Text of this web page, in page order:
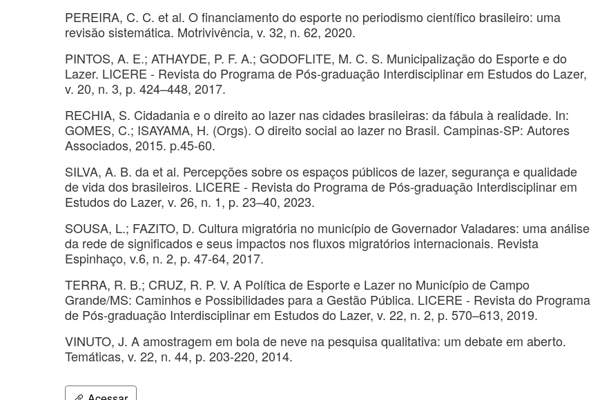
PEREIRA, C. C. et al. O financiamento do esporte no periodismo científico brasileiro: uma
revisão sistemática. Motrivivência, v. 32, n. 62, 2020.
PINTOS, A. E.; ATHAYDE, P. F. A.; GODOFLITE, M. C. S. Municipalização do Esporte e do
Lazer. LICERE - Revista do Programa de Pós-graduação Interdisciplinar em Estudos do Lazer,
v. 20, n. 3, p. 424–448, 2017.
RECHIA, S. Cidadania e o direito ao lazer nas cidades brasileiras: da fábula à realidade. In:
GOMES, C.; ISAYAMA, H. (Orgs). O direito social ao lazer no Brasil. Campinas-SP: Autores
Associados, 2015. p.45-60.
SILVA, A. B. da et al. Percepções sobre os espaços públicos de lazer, segurança e qualidade
de vida dos brasileiros. LICERE - Revista do Programa de Pós-graduação Interdisciplinar em
Estudos do Lazer, v. 26, n. 1, p. 23–40, 2023.
SOUSA, L.; FAZITO, D. Cultura migratória no município de Governador Valadares: uma análise
da rede de significados e seus impactos nos fluxos migratórios internacionais. Revista
Espinhaço, v.6, n. 2, p. 47-64, 2017.
TERRA, R. B.; CRUZ, R. P. V. A Política de Esporte e Lazer no Município de Campo
Grande/MS: Caminhos e Possibilidades para a Gestão Pública. LICERE - Revista do Programa
de Pós-graduação Interdisciplinar em Estudos do Lazer, v. 22, n. 2, p. 570–613, 2019.
VINUTO, J. A amostragem em bola de neve na pesquisa qualitativa: um debate em aberto.
Temáticas, v. 22, n. 44, p. 203-220, 2014.